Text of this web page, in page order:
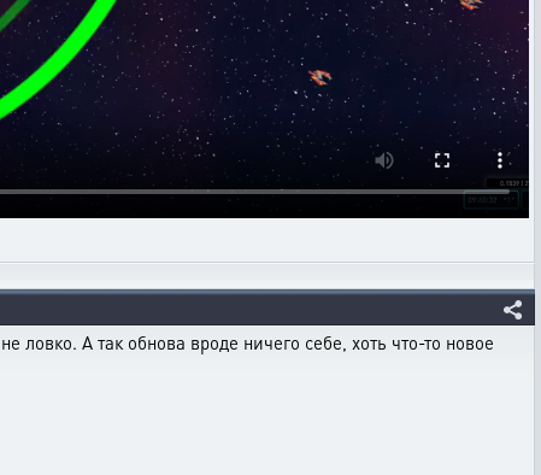
ловко. А так обнова вроде ничего себе, хоть что-то новое